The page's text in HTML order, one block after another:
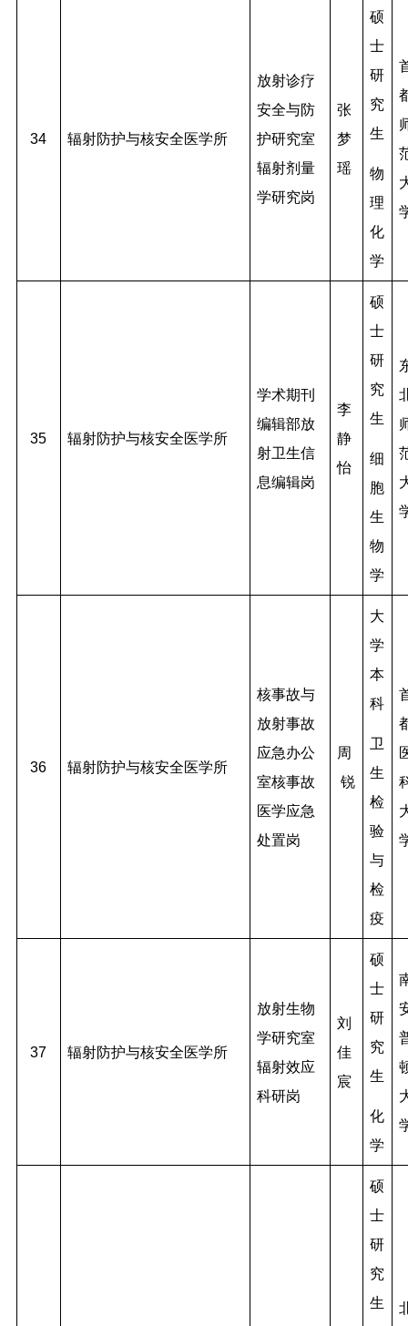
34 辐射防护与核安全医学所
放射诊疗
安全与防
护研究室
辐射剂量
学研究岗
张
梦
瑶
硕
士
研
究
生
物
理
化
学
35 辐射防护与核安全医学所
学术期刊
编辑部放
射卫生信
息编辑岗
李
静
怡
硕
士
研
究
生
细
胞
生
物
学
36 辐射防护与核安全医学所
核事故与
放射事故
应急办公
室核事故
医学应急
处置岗
周
锐
大
学
本
科
卫
生
检
验
与
检
疫
37 辐射防护与核安全医学所
放射生物
学研究室
辐射效应
科研岗
刘
佳
宸
硕
士
研
究
生
化
学
硕
士
研
究
生